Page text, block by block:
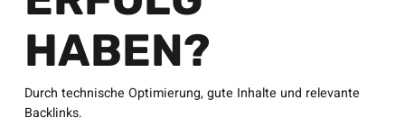
HABEN?
Durch technische Optimierung, gute Inhalte und relevante
Backlinks.